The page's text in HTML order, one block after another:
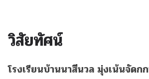
วิสัยทัศน์
โรงเรียนบ้านนาสีนวล มุ่งเน้นจัดก